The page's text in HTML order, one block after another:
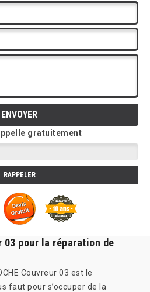
gratuitement
03 pour la réparation de
Couvreur 03 est le
faut pour s’occuper de la